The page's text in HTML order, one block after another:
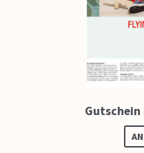
Gutschein